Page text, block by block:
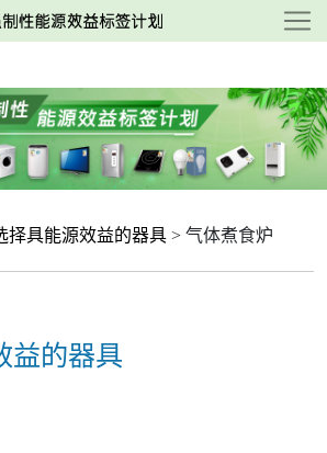
择具能源效益的器具 > 气体煮食炉
益的器具